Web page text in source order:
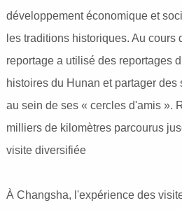
développement économique et
les traditions historiques. Au
reportage a utilisé des reportages
histoires du Hunan et partager
au sein de ses « cercles d'amis ».
milliers de kilomètres parcourus
visite diversifiée
À Changsha, l'expérience des